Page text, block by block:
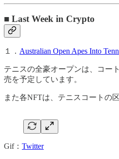
■ Last Week in Crypto
１． Australian Open Apes Into
テニスの全豪オープンは、コー
売を予定しています。
また各NFTは、テニスコートの
Gif： Twitter